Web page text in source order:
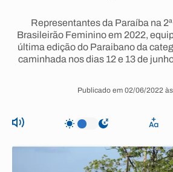
Representantes da Paraíba na
Brasileirão Feminino em 2022,
última edição do Paraibano da
caminhada nos dias 12 e 13 de
Publicado em 02/06/2022